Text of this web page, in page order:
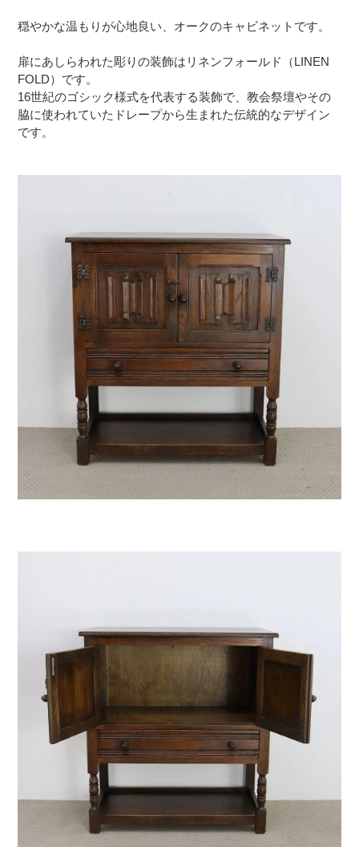
穏やかな温もりが心地良い、オークのキャビネットです。
扉にあしらわれた彫りの装飾はリネンフォールド（LINEN
FOLD）です。
16世紀のゴシック様式を代表する装飾で、教会祭壇やその
脇に使われていたドレープから生まれた伝統的なデザイン
です。